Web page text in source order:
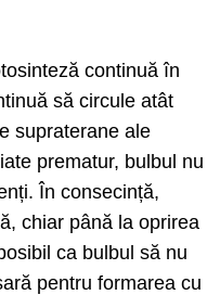
continuă în
să circule atât
supraterane ale
prematur, bulbul nu
În consecință,
chiar până la oprirea
ca bulbul să nu
pentru formarea cu